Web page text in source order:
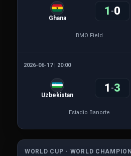
Ghana
1 -0
BMO Field
2026-06-17 | 20:00
Uzbekistan
1 -3
Estadio Banorte
WORLD CUP - WORLD